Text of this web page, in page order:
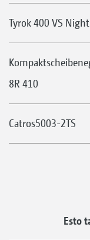
Tyrok 400 VS
8R 410
Catros5003-2TS
Esto